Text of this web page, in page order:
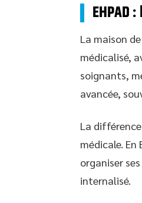
EHPAD
La maison
médicalisé,
soignants,
avancée,
La
médicale.
organiser
internalisé.